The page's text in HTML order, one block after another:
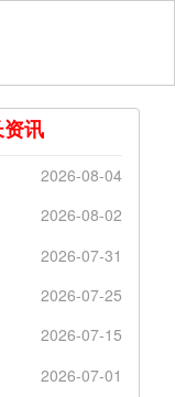
讯
2026-08-04
2026-08-02
2026-07-31
2026-07-25
2026-07-15
2026-07-01